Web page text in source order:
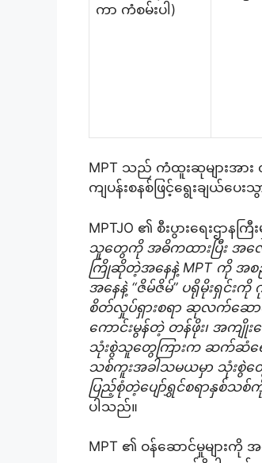
ကာ ကံစမ်းပါ)
MPT သည် ကံထူးဆုများအား
ကျပန်းစနစ်ဖြင့်ရွေးချယ်ပေ
MPTJO ၏ စီးပွားရေးဌာနကြီ
သူတွေကို အဓိကထားပြီး အလ
ကြိုဆိုတဲ့အနေနဲ့ MPT ကို အ
အနေနဲ့ “ဇိမ်ဇိမ်” ပရိုမိုးရှင်
စိတ်လှုပ်ရှားစရာ ဆုလက်ဆေ
ကောင်းမွန်တဲ့ တန်ဖိုး၊ အကျို
သုံးစွဲသူတွေကြားက ဆက်ဆံရေ
သစ်ကူးအခါသမယမှာ သုံးစွဲတွေ
ပြည့်စုံတဲ့ပျော်ရွှင်စရာနှစ်သ
ပါသည်။
MPT ၏ ဝန်ဆောင်မှုများ